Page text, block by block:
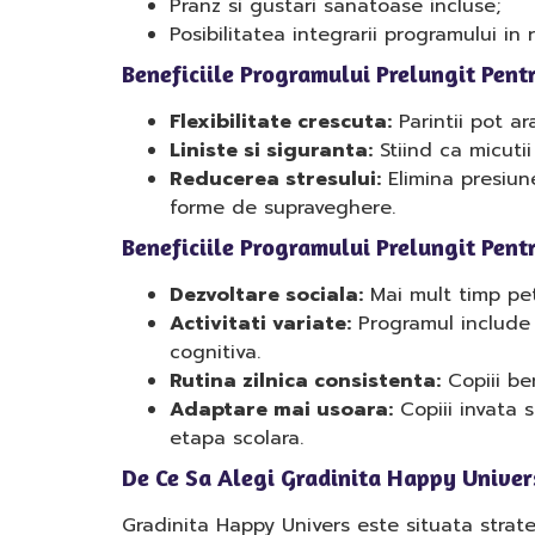
Pranz si gustari sanatoase incluse;
Posibilitatea integrarii programului in
Beneficiile Programului Prelungit
Flexibilitate crescuta: Parintii pot
Liniste si siguranta: Stiind ca
Reducerea stresului: Elimina
forme de supraveghere.
Beneficiile Programului Prelungit
Dezvoltare sociala: Mai mult timp
Activitati variate: Programul
cognitiva.
Rutina zilnica consistenta: Copiii
Adaptare mai usoara: Copiii invata
etapa scolara.
De Ce Sa Alegi Gradinita Happy
Gradinita Happy Univers este situata